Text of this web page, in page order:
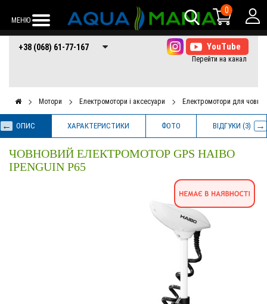
МЕНЮ
0
+38 (068) 61-77-
167
+38 (066) 61-77-+38 (073) 61-77-
167
+38 (068) 61-77-167
Мотори Електромотори і аксесуари Електромотори для човнів
ОПИС ХАРАКТЕРИСТИКИ ФОТО ВІДГУКИ (3)
ЧОВНОВИЙ ЕЛЕКТРОМОТОР GPS HAIBO
IPENGUIN P65